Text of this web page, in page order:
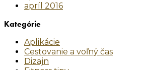
apríl 2016
Kategórie
Aplikácie
Cestovanie a voľný čas
Dizajn